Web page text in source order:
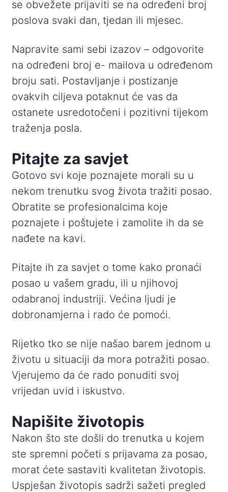
se obvežete prijaviti se na određeni broj
poslova svaki dan, tjedan ili mjesec.
Napravite sami sebi izazov – odgovorite
na određeni broj e- mailova u određenom
broju sati. Postavljanje i postizanje
ovakvih ciljeva potaknut će vas da
ostanete usredotočeni i pozitivni tijekom
traženja posla.
Pitajte za savjet
Gotovo svi koje poznajete morali su u
nekom trenutku svog života tražiti posao.
Obratite se profesionalcima koje
poznajete i poštujete i zamolite ih da se
nađete na kavi.
Pitajte ih za savjet o tome kako pronaći
posao u vašem gradu, ili u njihovoj
odabranoj industriji. Većina ljudi je
dobronamjerna i rado će pomoći.
Rijetko tko se nije našao barem jednom u
životu u situaciji da mora potražiti posao.
Vjerujemo da će rado ponuditi svoj
vrijedan uvid i iskustvo.
Napišite životopis
Nakon što ste došli do trenutka u kojem
ste spremni početi s prijavama ​​za posao,
morat ćete sastaviti kvalitetan životopis.
Uspješan životopis sadrži sažeti pregled